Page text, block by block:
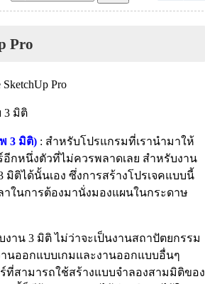
Pro
3 มิติ) : สำหรับโปรแกรมที่เรานำมาให้
กหนึ่งตัวที่ไม่ควรพลาดเลย สำหรับงาน
ติได้นั้นเอง ซึ่งการสร้างโปรเจคแบบนี้
ในการต้องมานั่งมองแผนในกระดาษ
าน 3 มิติ ไม่ว่าจะเป็นงานสถาปัตยกรรม
นออกแบบเกมและงานออกแบบอื่นๆ
ที่สามารถใช้สร้างแบบจำลองสามมิติของ